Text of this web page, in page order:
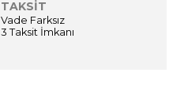
TAKSİT
Vade Farksız
3 Taksit İmkanı